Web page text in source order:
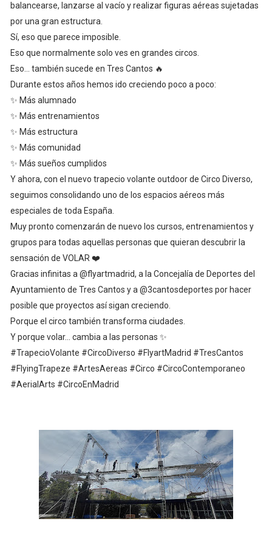
balancearse, lanzarse al vacío y realizar figuras aéreas sujetadas
por una gran estructura.
Sí, eso que parece imposible.
Eso que normalmente solo ves en grandes circos.
Eso… también sucede en Tres Cantos 🔥
Durante estos años hemos ido creciendo poco a poco:
✨ Más alumnado
✨ Más entrenamientos
✨ Más estructura
✨ Más comunidad
✨ Más sueños cumplidos
Y ahora, con el nuevo trapecio volante outdoor de Circo Diverso,
seguimos consolidando uno de los espacios aéreos más
especiales de toda España.
Muy pronto comenzarán de nuevo los cursos, entrenamientos y
grupos para todas aquellas personas que quieran descubrir la
sensación de VOLAR ❤️
Gracias infinitas a @flyartmadrid, a la Concejalía de Deportes del
Ayuntamiento de Tres Cantos y a @3cantosdeportes por hacer
posible que proyectos así sigan creciendo.
Porque el circo también transforma ciudades.
Y porque volar… cambia a las personas ✨
#TrapecioVolante #CircoDiverso #FlyartMadrid #TresCantos
#FlyingTrapeze #ArtesAereas #Circo #CircoContemporaneo
#AerialArts #CircoEnMadrid